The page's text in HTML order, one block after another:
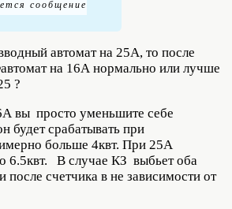
автомат на 25А, то после
на 16А нормально или лучше
?
вы просто уменьшите себе
будет срабатывать при
больше 4квт. При 25А
6.5квт. В случае КЗ выбьет оба
после счетчика в не зависимости от